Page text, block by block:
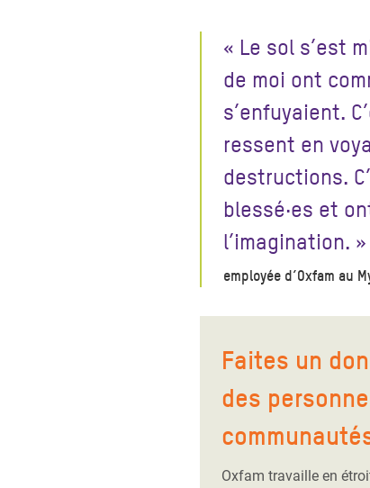
« Le sol s’est
de moi ont
s’enfuyaient.
ressent en
destructions.
blessé·es et
l’imagination. »
employée d’Oxfam au
Faites un
des
Oxfam travaille en